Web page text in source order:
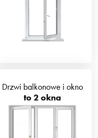
Drzwi balkonowe i okno
to 2 okna